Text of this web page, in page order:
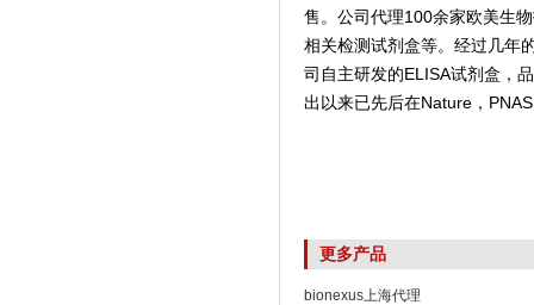
售。公司代理100余家欧美生
相关检测试剂盒等。经过几年
司自主研发的ELISA试剂盒，
出以来已先后在Nature，
更多产品
bionexus上海代理